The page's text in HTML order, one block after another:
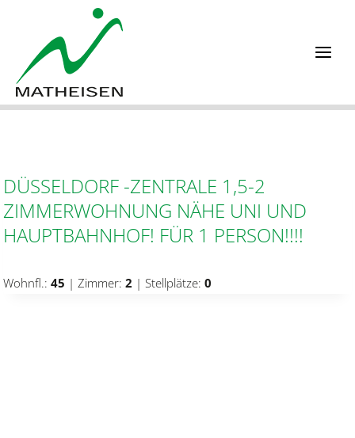
springen
DÜSSELDORF -ZENTRALE 1,5-2
ZIMMERWOHNUNG NÄHE UNI UND
HAUPTBAHNHOF! FÜR 1 PERSON!!!!
Wohnfl.: 45 | Zimmer: 2 | Stellplätze: 0